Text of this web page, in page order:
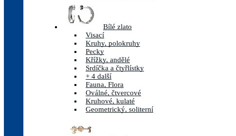
Bílé zlato
Visací
Kruhy, polokruhy
Pecky
Křížky, andělé
Srdíčka a čtyřlístky
+ 4 další
Fauna, Flora
Oválné, čtvercové
Kruhové, kulaté
Geometrický, soliterní